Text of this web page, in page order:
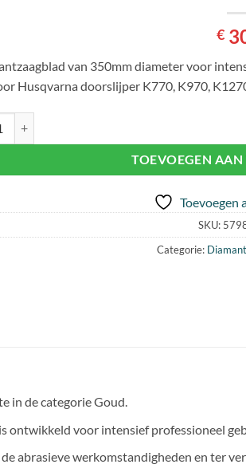
€
van 350mm diameter voor
Husqvarna doorslijper K770, K970,
TOEVOEGEN
Toevoegen
SKU:
Categorie:
in de categorie Goud.
ontwikkeld voor intensief professioneel
abrasieve werkomstandigheden en ter